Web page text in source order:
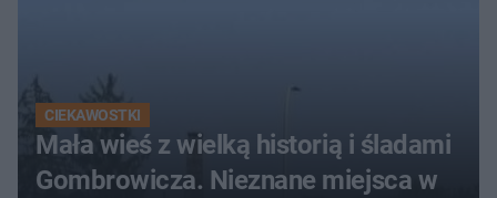
CIEKAWOSTKI
Mała wieś z wielką historią i śladami
Gombrowicza. Nieznane miejsca w